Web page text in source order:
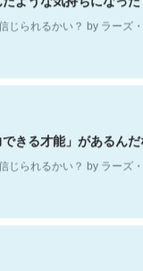
きる才能」があるんだ